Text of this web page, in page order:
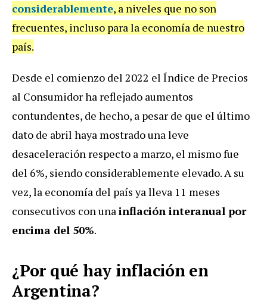
considerablemente, a niveles que no son
frecuentes, incluso para la economía de nuestro
país.
Desde el comienzo del 2022 el Índice de Precios
al Consumidor ha reflejado aumentos
contundentes, de hecho, a pesar de que el último
dato de abril haya mostrado una leve
desaceleración respecto a marzo, el mismo fue
del 6%, siendo considerablemente elevado. A su
vez, la economía del país ya lleva 11 meses
consecutivos con unainflación interanual por
encima del 50%.
¿Por qué hay inflación en
Argentina?